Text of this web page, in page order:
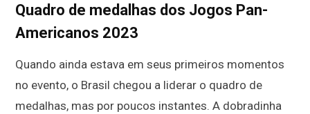
Quadro de medalhas dos Jogos Pan-
Americanos 2023
Quando ainda estava em seus primeiros momentos
no evento, o Brasil chegou a liderar o quadro de
medalhas, mas por poucos instantes. A dobradinha